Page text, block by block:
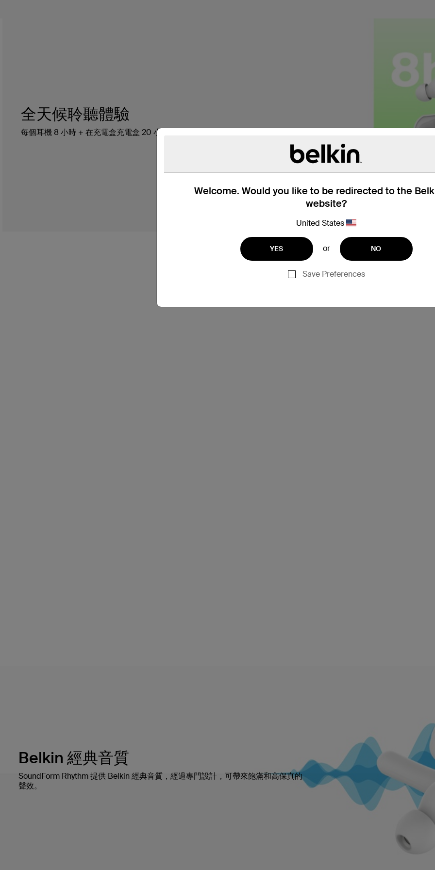
Welcome. Would you like to be redirected to the
website?
United States
YES or NO
Save Preferences
全天候聆聽體驗
每個耳機 8 小時 + 在充電盒充電盒 20 小時，聆聽時間共 28 小時。
Belkin 經典音質
SoundForm Rhythm 提供 Belkin 經典音質，經過專門設計，可帶來飽滿和高保真的
聲效。